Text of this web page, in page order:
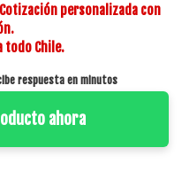
personalizada con
todo Chile.
respuesta en minutos
ahora